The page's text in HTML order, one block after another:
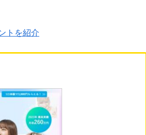
トを紹介